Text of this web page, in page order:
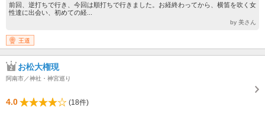
前回、逆打ちで行き、今回は順打ちで行きました。お経終わってから、横笛を吹く女
性達に出会い、初めての経...
by 美さん
王道
お松大権現
阿南市／神社・神宮巡り
4.0 (18件)